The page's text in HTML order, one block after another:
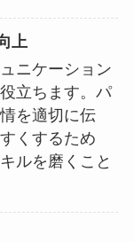
上
ニケーション
立ちます。パ
を適切に伝
くするため
ルを磨くこと